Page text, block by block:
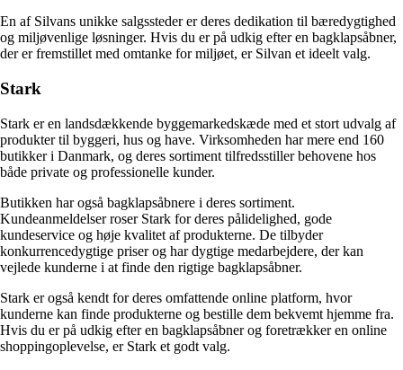
En af Silvans unikke salgssteder er deres dedikation til bæredygtighed
og miljøvenlige løsninger. Hvis du er på udkig efter en bagklapsåbner,
der er fremstillet med omtanke for miljøet, er Silvan et ideelt valg.
Stark
Stark er en landsdækkende byggemarkedskæde med et stort udvalg af
produkter til byggeri, hus og have. Virksomheden har mere end 160
butikker i Danmark, og deres sortiment tilfredsstiller behovene hos
både private og professionelle kunder.
Butikken har også bagklapsåbnere i deres sortiment.
Kundeanmeldelser roser Stark for deres pålidelighed, gode
kundeservice og høje kvalitet af produkterne. De tilbyder
konkurrencedygtige priser og har dygtige medarbejdere, der kan
vejlede kunderne i at finde den rigtige bagklapsåbner.
Stark er også kendt for deres omfattende online platform, hvor
kunderne kan finde produkterne og bestille dem bekvemt hjemme fra.
Hvis du er på udkig efter en bagklapsåbner og foretrækker en online
shoppingoplevelse, er Stark et godt valg.